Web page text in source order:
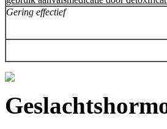
Gering effectief